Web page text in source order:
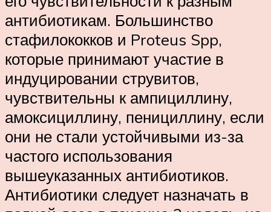
антибиотикам. Большинство
стафилококков и Proteus Spp,
которые принимают участие в
индуцировании струвитов,
чувствительны к ампициллину,
амоксициллину, пенициллину, если
они не стали устойчивыми из-за
частого использования
вышеуказанных антибиотиков.
Антибиотики следует назначать в